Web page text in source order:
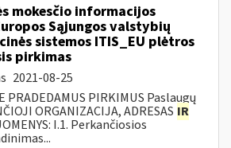
mokesčio informacijos
Sąjungos valstybių
sistemos ITIS_EU plėtros
pirkimas
2021-08-25
PRADEDAMUS PIRKIMUS Paslaugų
ORGANIZACIJA, ADRESAS IR
I.1. Perkančiosios